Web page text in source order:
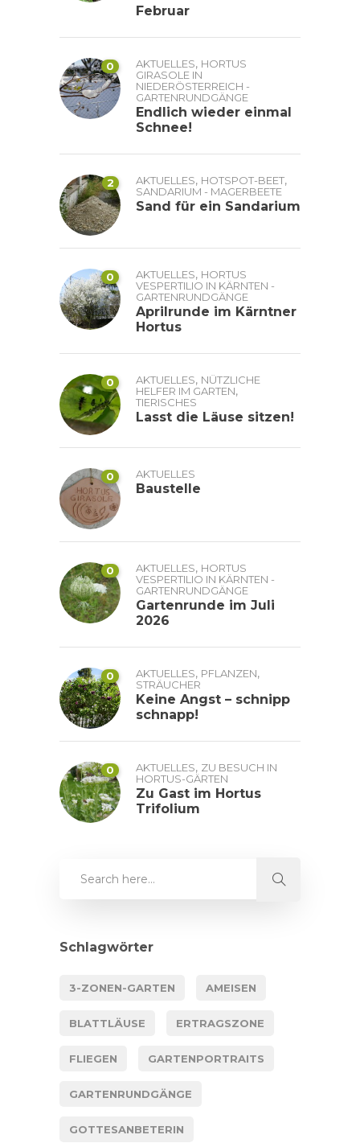
Februar
0 AKTUELLES, HORTUS
GIRASOLE IN
NIEDERÖSTERREICH -
GARTENRUNDGÄNGE
Endlich wieder einmal
Schnee!
2 AKTUELLES, HOTSPOT-BEET,
SANDARIUM - MAGERBEETE
Sand für ein Sandarium
0 AKTUELLES, HORTUS
VESPERTILIO IN KÄRNTEN -
GARTENRUNDGÄNGE
Aprilrunde im Kärntner
Hortus
0 AKTUELLES, NÜTZLICHE
HELFER IM GARTEN,
TIERISCHES
Lasst die Läuse sitzen!
0 AKTUELLES
Baustelle
0 AKTUELLES, HORTUS
VESPERTILIO IN KÄRNTEN -
GARTENRUNDGÄNGE
Gartenrunde im Juli
2026
0 AKTUELLES, PFLANZEN,
STRÄUCHER
Keine Angst – schnipp
schnapp!
0 AKTUELLES, ZU BESUCH IN
HORTUS-GÄRTEN
Zu Gast im Hortus
Trifolium
Schlagwörter
3-ZONEN-GARTEN AMEISEN
BLATTLÄUSE ERTRAGSZONE
FLIEGEN GARTENPORTRAITS
GARTENRUNDGÄNGE
GOTTESANBETERIN